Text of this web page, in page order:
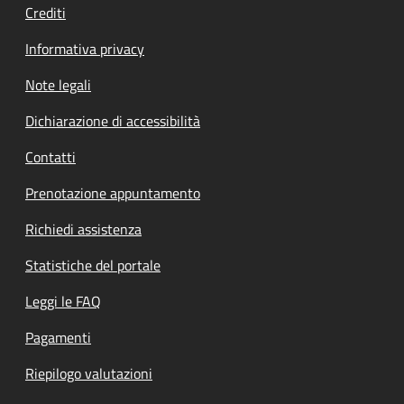
Crediti
Informativa privacy
Note legali
Dichiarazione di accessibilità
Contatti
Prenotazione appuntamento
Richiedi assistenza
Statistiche del portale
Leggi le FAQ
Pagamenti
Riepilogo valutazioni